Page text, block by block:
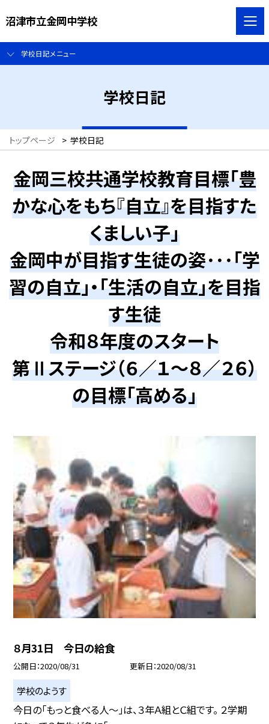
沼津市立金岡中学校
学校日記メニュー
学校日記
トップページ > 学校日記
金岡三校共通学校教育目標「豊
かな心をもち『自立』を目指すた
くましい子」
金岡中が目指す生徒の姿･･･「学
習の自立」・「生活の自立」を目指
す生徒
令和８年度のスタート
第Ⅱステージ（６／１～８／２６）
の目標「高める」
８月31日 今日の給食
公開日 2020/08/31 更新日 2020/08/31
学校のようす
今日の「もっと食べる人〜」は、３年Ａ組とＣ組です。 ２学期